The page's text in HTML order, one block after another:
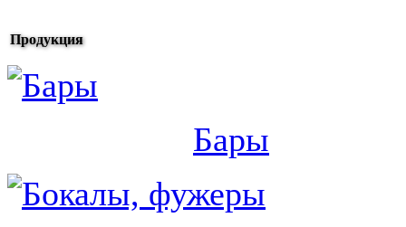
Продукция
Бары